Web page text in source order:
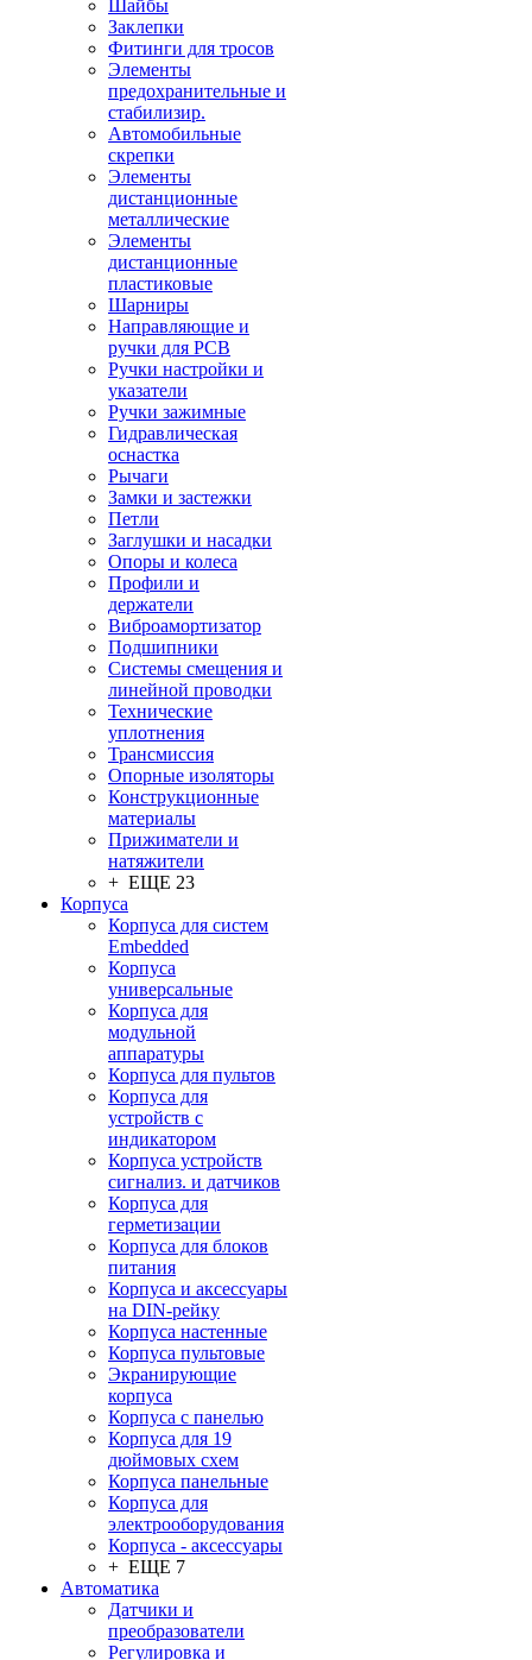
Шайбы
Заклепки
Фитинги для тросов
Элементы
предохранительные и
стабилизир.
Автомобильные
скрепки
Элементы
дистанционные
металлические
Элементы
дистанционные
пластиковые
Шарниры
Направляющие и
ручки для PCB
Ручки настройки и
указатели
Ручки зажимные
Гидравлическая
оснастка
Рычаги
Замки и застежки
Петли
Заглушки и насадки
Опоры и колеса
Профили и
держатели
Виброамортизатор
Подшипники
Системы смещения и
линейной проводки
Технические
уплотнения
Трансмиссия
Опорные изоляторы
Конструкционные
материалы
Прижиматели и
натяжители
+ ЕЩЕ 23
Корпуса
Корпуса для систем
Embedded
Корпуса
универсальные
Корпуса для
модульной
аппаратуры
Корпуса для пультов
Корпуса для
устройств с
индикатором
Корпуса устройств
сигнализ. и датчиков
Корпуса для
герметизации
Корпуса для блоков
питания
Корпуса и аксессуары
на DIN-рейку
Корпуса настенные
Корпуса пультовые
Экранирующие
корпуса
Корпуса с панелью
Корпуса для 19
дюймовых схем
Корпуса панельные
Корпуса для
электрооборудования
Корпуса - аксессуары
+ ЕЩЕ 7
Автоматика
Датчики и
преобразователи
Регулировка и